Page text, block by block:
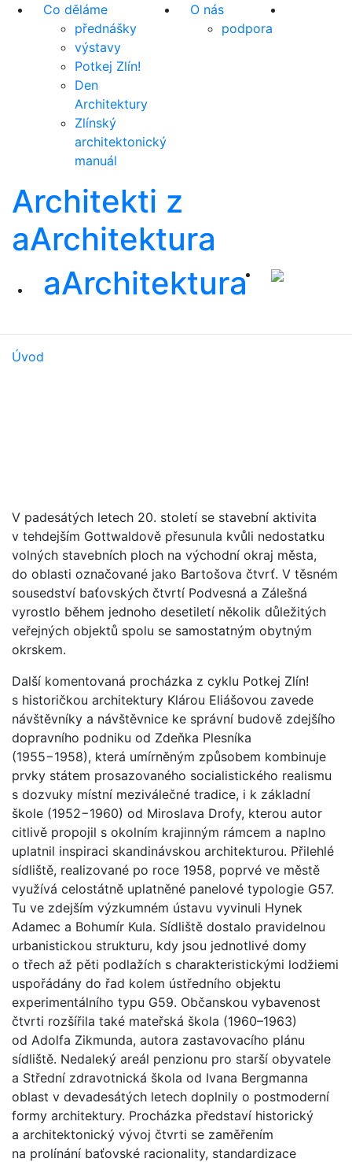
Co děláme
přednášky
výstavy
Potkej Zlín!
Den
Architektury
Zlínský
architektonický
manuál
O nás
podpora
Architekti z
aArchitektura
aArchitektura
Úvod
V padesátých letech 20. století se stavební aktivita
v tehdejším Gottwaldově přesunula kvůli nedostatku
volných stavebních ploch na východní okraj města,
do oblasti označované jako Bartošova čtvrť. V těsném
sousedství baťovských čtvrtí Podvesná a Zálešná
vyrostlo během jednoho desetiletí několik důležitých
veřejných objektů spolu se samostatným obytným
okrskem.
Další komentovaná procházka z cyklu Potkej Zlín!
s historičkou architektury Klárou Eliášovou zavede
návštěvníky a návštěvnice ke správní budově zdejšího
dopravního podniku od Zdeňka Plesníka
(1955−1958), která umírněným způsobem kombinuje
prvky státem prosazovaného socialistického realismu
s dozvuky místní meziválečné tradice, i k základní
škole (1952−1960) od Miroslava Drofy, kterou autor
citlivě propojil s okolním krajinným rámcem a naplno
uplatnil inspiraci skandinávskou architekturou. Přilehlé
sídliště, realizované po roce 1958, poprvé ve městě
využívá celostátně uplatněné panelové typologie G57.
Tu ve zdejším výzkumném ústavu vyvinuli Hynek
Adamec a Bohumír Kula. Sídliště dostalo pravidelnou
urbanistickou strukturu, kdy jsou jednotlivé domy
o třech až pěti podlažích s charakteristickými lodžiemi
uspořádány do řad kolem ústředního objektu
experimentálního typu G59. Občanskou vybavenost
čtvrti rozšířila také mateřská škola (1960–1963)
od Adolfa Zikmunda, autora zastavovacího plánu
sídliště. Nedaleký areál penzionu pro starší obyvatele
a Střední zdravotnická škola od Ivana Bergmanna
oblast v devadesátých letech doplnily o postmoderní
formy architektury. Procházka představí historický
a architektonický vývoj čtvrti se zaměřením
na prolínání baťovské racionality, standardizace